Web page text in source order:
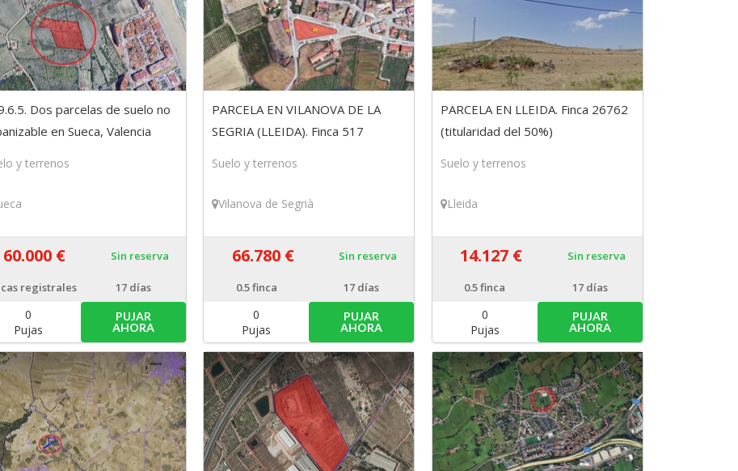
Dos parcelas de suelo no
en Sueca, Valencia
y terrenos
60.000 € Sin reserva
registrales 17 días
0
Pujas
PUJAR
AHORA
PARCELA EN VILANOVA DE LA
SEGRIA (LLEIDA). Finca 517
Suelo y terrenos
Vilanova de Segrià
66.780 € Sin reserva
0.5finca 17 días
0
Pujas
PUJAR
AHORA
PARCELA EN LLEIDA. Finca 26762
(titularidad del 50%)
Suelo y terrenos
Lleida
14.127 € Sin reserva
0.5finca 17 días
0
Pujas
PUJAR
AHORA